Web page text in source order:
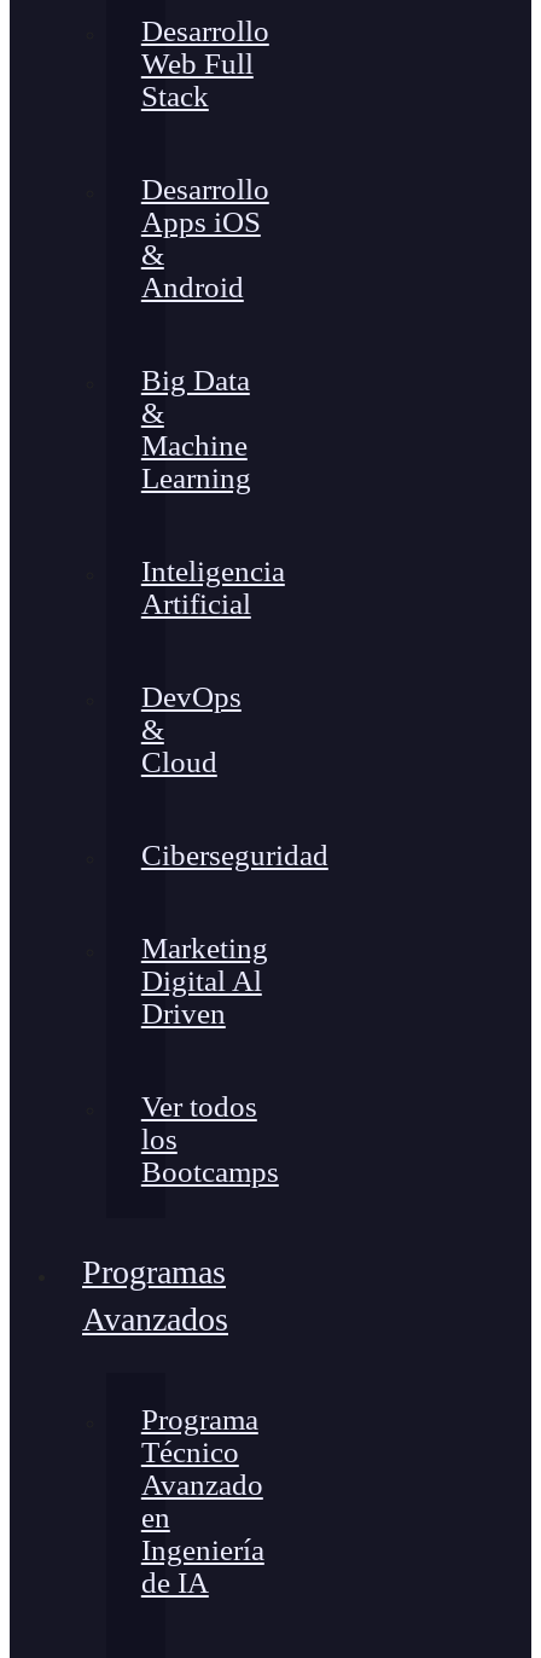
Desarrollo
Web Full
Stack
Desarrollo
Apps iOS
&
Android
Big Data
&
Machine
Learning
Inteligencia
Artificial
DevOps
&
Cloud
Ciberseguridad
Marketing
Digital Al
Driven
Ver todos
los
Bootcamps
Programas
Avanzados
Programa
Técnico
Avanzado
en
Ingeniería
de IA